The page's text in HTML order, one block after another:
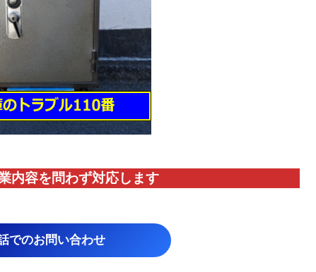
内容を問わず対応します
でのお問い合わせ